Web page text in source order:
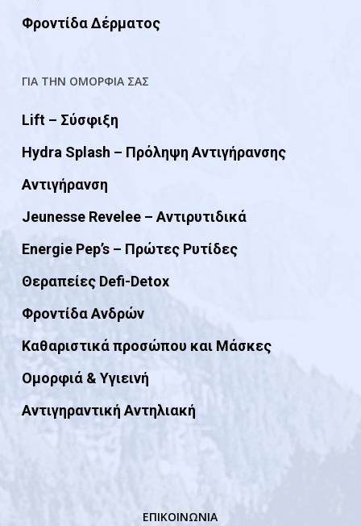
Φροντίδα Δέρματος
ΓΙΑ ΤΗΝ ΟΜΟΡΦΙΑ ΣΑΣ
Lift – Σύσφιξη
Hydra Splash – Πρόληψη Αντιγήρανσης
Αντιγήρανση
Jeunesse Revelee – Αντιρυτιδικά
Energie Pep’s – Πρώτες Ρυτίδες
Θεραπείες Defi-Detox
Φροντίδα Ανδρών
Καθαριστικά προσώπου και Μάσκες
Ομορφιά & Yγιεινή
Αντιγηραντική Αντηλιακή
ΕΠΙΚΟΙΝΩΝΙΑ